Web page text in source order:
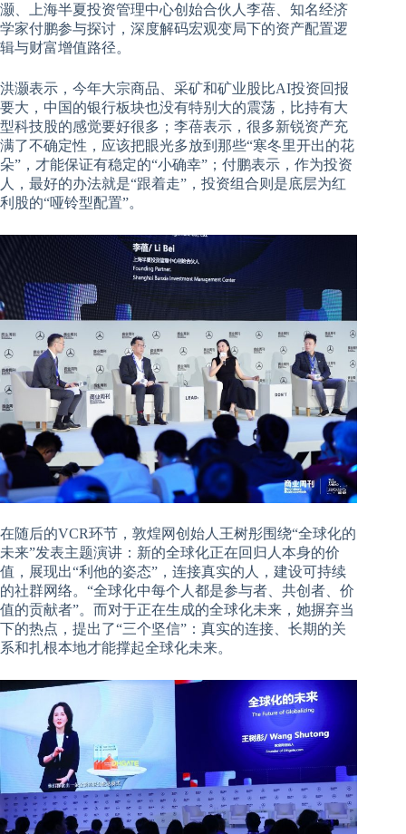
灏、上海半夏投资管理中心创始合伙人李蓓、知名经济
学家付鹏参与探讨，深度解码宏观变局下的资产配置逻
辑与财富增值路径。
洪灏表示，今年大宗商品、采矿和矿业股比AI投资回报
要大，中国的银行板块也没有特别大的震荡，比持有大
型科技股的感觉要好很多；李蓓表示，很多新锐资产充
满了不确定性，应该把眼光多放到那些“寒冬里开出的花
朵”，才能保证有稳定的“小确幸”；付鹏表示，作为投资
人，最好的办法就是“跟着走”，投资组合则是底层为红
利股的“哑铃型配置”。
在随后的VCR环节，敦煌网创始人王树彤围绕“全球化的
未来”发表主题演讲：新的全球化正在回归人本身的价
值，展现出“利他的姿态”，连接真实的人，建设可持续
的社群网络。“全球化中每个人都是参与者、共创者、价
值的贡献者”。而对于正在生成的全球化未来，她摒弃当
下的热点，提出了“三个坚信”：真实的连接、长期的关
系和扎根本地才能撑起全球化未来。